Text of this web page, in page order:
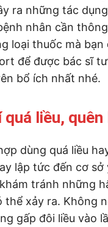
ra những tác
nhân cần
loại thuốc mà bạn
để được bác sĩ
bổ ích nhất nhé.
liều, quên
dùng quá liều
lập tức đến cơ sở
tránh những
thể xảy ra. Không
gấp đôi liều vào